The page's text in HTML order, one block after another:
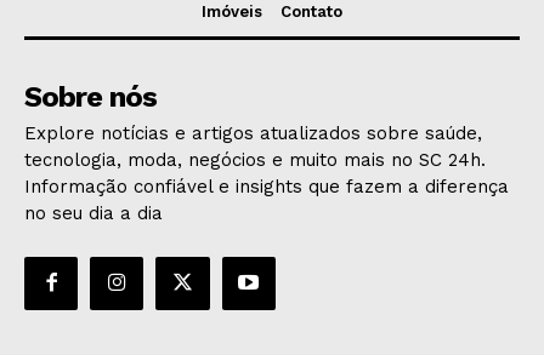
Imóveis
Contato
Sobre nós
Explore notícias e artigos atualizados sobre saúde,
tecnologia, moda, negócios e muito mais no SC 24h.
Informação confiável e insights que fazem a diferença
no seu dia a dia